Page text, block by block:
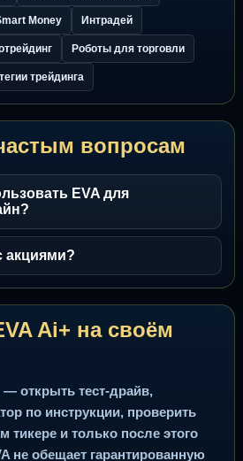
Money Интрадей
Роботы для торговли
трейдинга
вопросам
EVA для
акциями?
Ai+ на своём
открыть тест-драйв,
по инструкции, проверить
тикере и только после этого
не обещает гарантированную